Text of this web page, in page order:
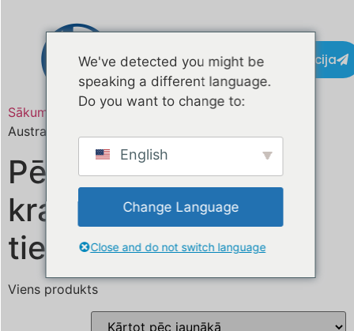
Kontaktinformācija
Sākums
/ Produkts atzīmēts “buy food truck online
Australia”
Pērciet pārtikas
kravas automašīnu
tiešsaistē Austrālijā
Viens produkts
We've detected you might be
speaking a different language.
Do you want to change to:
English
Change Language
Close and do not switch language